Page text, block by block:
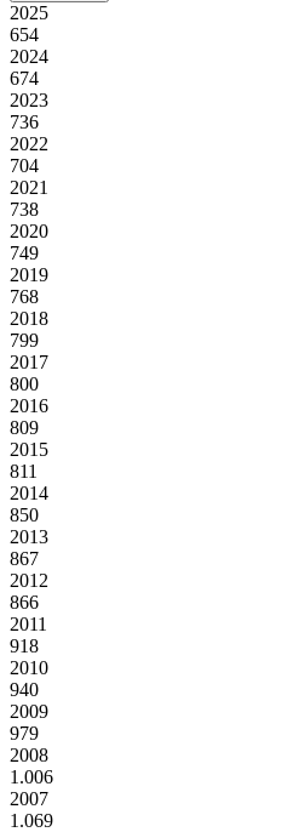
2025
654
2024
674
2023
736
2022
704
2021
738
2020
749
2019
768
2018
799
2017
800
2016
809
2015
811
2014
850
2013
867
2012
866
2011
918
2010
940
2009
979
2008
1.006
2007
1.069